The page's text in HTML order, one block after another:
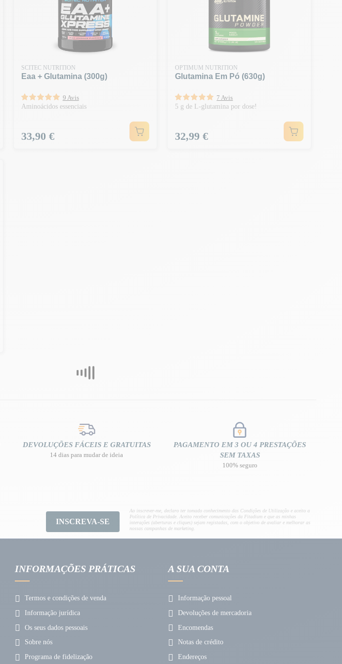
SCITEC NUTRITION
Eaa + Glutamina (300g)
9 Avis
Aminoácidos essenciais
Preço
33,90 €
OPTIMUM NUTRITION
Glutamina Em Pó (630g)
7 Avis
5 g de L-glutamina por dose!
Preço
32,99 €
DEVOLUÇÕES FÁCEIS E GRATUITAS
14 dias para mudar de ideia
PAGAMENTO EM 3 OU 4 PRESTAÇÕES
SEM TAXAS
100% seguro
INSCREVA-SE
Ao inscrever-me, declaro ter tomado conhecimento das Condições de Utilização e aceito a
Política de Privacidade. Aceito receber comunicações da Fitadium e que as minhas
interações (aberturas e cliques) sejam registadas, com o objetivo de avaliar e melhorar as
nossas campanhas de marketing.
INFORMAÇÕES PRÁTICAS
Termos e condições de venda
Informação jurídica
Os seus dados pessoais
Sobre nós
Programa de fidelização
A SUA CONTA
Informação pessoal
Devoluções de mercadoria
Encomendas
Notas de crédito
Endereços